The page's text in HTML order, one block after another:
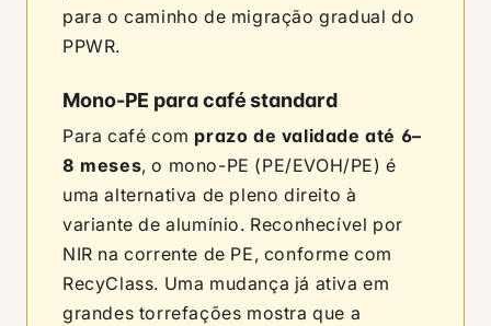
para o caminho de migração gradual do
PPWR.
Mono-PE para café standard
Para café com prazo de validade até 6–
8 meses, o mono-PE (PE/EVOH/PE) é
uma alternativa de pleno direito à
variante de alumínio. Reconhecível por
NIR na corrente de PE, conforme com
RecyClass. Uma mudança já ativa em
grandes torrefações mostra que a